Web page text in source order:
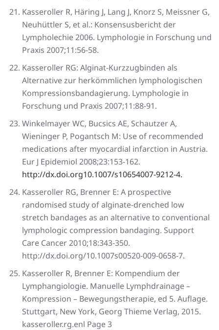
Kasseroller R, Häring J, Lang J, Knorz S, Meissner G,
Neuhüttler S, et al.: Konsensusbericht der
Lympholechie 2006. Lymphologie in Forschung und
Praxis 2007;11:56-58.
Kasseroller RG: Alginat-Kurzzugbinden als
Alternative zur herkömmlichen lymphologischen
Kompressionsbandagierung. Lymphologie in
Forschung und Praxis 2007;11:88-91.
Winkelmayer WC, Bucsics AE, Schautzer A,
Wieninger P, Pogantsch M: Use of recommended
medications after myocardial infarction in Austria.
Eur J Epidemiol 2008;23:153-162.
http://dx.doi.org10.1007/s10654007-9212-4.
Kasseroller RG, Brenner E: A prospective
randomised study of alginate-drenched low
stretch bandages as an alternative to conventional
lymphologic compression bandaging. Support
Care Cancer 2010;18:343-350.
http://dx.doi.org/10.1007s00520-009-0658-7.
Kasseroller R, Brenner E: Kompendium der
Lymphangiologie. Manuelle Lymphdrainage –
Kompression – Bewegungstherapie, ed 5. Auflage.
Stuttgart, New York, Georg Thieme Verlag, 2015.
kasseroller.rg.enl Page 3